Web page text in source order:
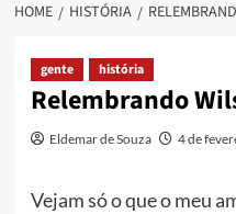
HOME HISTÓRIA
gente história
Relembrando
Eldemar de Souza 4 de
Vejam só o que o meu